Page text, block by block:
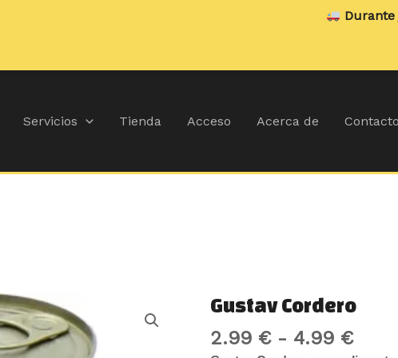
Servicios Tienda Acceso Acerca de Contacto
Gustav Cordero
2.99 € - 4.99 €
Rango
Gustav
cantidad
Durante julio y